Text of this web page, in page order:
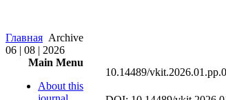
Главная Archive
06 | 08 | 2026
Main Menu
About this
10.14489/